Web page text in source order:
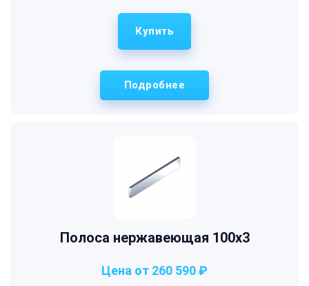
Подробнее
Купить
Полоса нержавеющая 100х3
Цена от 260 590 ₽